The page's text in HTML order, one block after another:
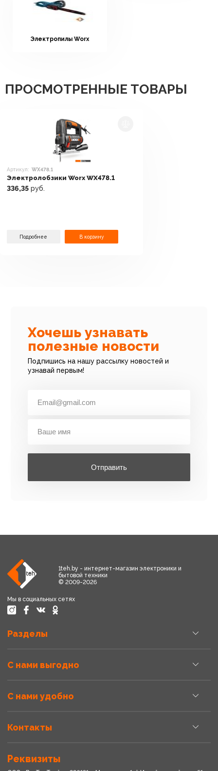
Электропилы Worx
ПРОСМОТРЕННЫЕ ТОВАРЫ
Артикул: WX478.1
Электролобзики Worx WX478.1
336,35 руб.
Подробнее В корзину
Хочешь узнавать
полезные новости
Подпишись на нашу рассылку новостей и
узнавай первым!
Отправить
1teh.by - интернет-магазин электроники и
бытовой техники
© 2009-2026
Мы в социальных сетях
Разделы
С нами выгодно
С нами удобно
Контакты
Реквизиты